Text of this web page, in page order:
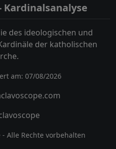
Kardinalsanalyse
des ideologischen und
der katholischen
am: 07/08/2026
Alle Rechte vorbehalten